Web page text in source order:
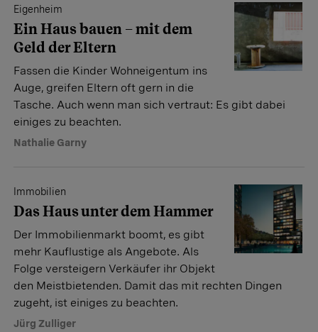
Eigenheim
Ein Haus bauen – mit dem
Geld der Eltern
Fassen die Kinder Wohneigentum ins
Auge, greifen Eltern oft gern in die
Tasche. Auch wenn man sich vertraut: Es gibt dabei
einiges zu beachten.
Nathalie Garny
Immobilien
Das Haus unter dem Hammer
Der Immobilienmarkt boomt, es gibt
mehr Kauflustige als Angebote. Als
Folge versteigern Verkäufer ihr Objekt
den Meistbietenden. Damit das mit rechten Dingen
zugeht, ist einiges zu beachten.
Jürg Zulliger